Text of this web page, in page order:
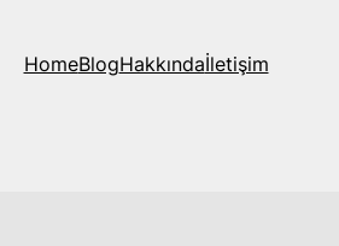
HomeBlogHakkındaİletişim